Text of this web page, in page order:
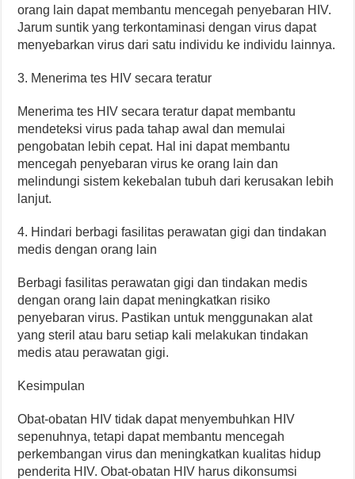
orang lain dapat membantu mencegah penyebaran HIV.
Jarum suntik yang terkontaminasi dengan virus dapat
menyebarkan virus dari satu individu ke individu lainnya.
3. Menerima tes HIV secara teratur
Menerima tes HIV secara teratur dapat membantu
mendeteksi virus pada tahap awal dan memulai
pengobatan lebih cepat. Hal ini dapat membantu
mencegah penyebaran virus ke orang lain dan
melindungi sistem kekebalan tubuh dari kerusakan lebih
lanjut.
4. Hindari berbagi fasilitas perawatan gigi dan tindakan
medis dengan orang lain
Berbagi fasilitas perawatan gigi dan tindakan medis
dengan orang lain dapat meningkatkan risiko
penyebaran virus. Pastikan untuk menggunakan alat
yang steril atau baru setiap kali melakukan tindakan
medis atau perawatan gigi.
Kesimpulan
Obat-obatan HIV tidak dapat menyembuhkan HIV
sepenuhnya, tetapi dapat membantu mencegah
perkembangan virus dan meningkatkan kualitas hidup
penderita HIV. Obat-obatan HIV harus dikonsumsi